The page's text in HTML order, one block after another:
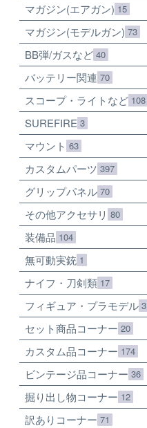
マガジン(エアガン) 15
マガジン(モデルガン) 73
BB弾/ガスなど 40
バッテリー関連 70
スコープ・ライトなど 108
SUREFIRE 3
マウント 63
カスタムパーツ 397
グリップパネル 70
その他アクセサリ 80
装備品 104
無可動実銃 1
ナイフ・刀剣類 17
フィギュア・プラモデル 3
セット商品コーナー 20
カスタム品コーナー 174
ビンテージ品コーナー 36
掘り出し物コーナー 12
訳ありコーナー 71